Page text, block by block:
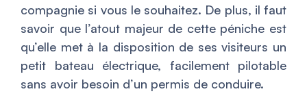
compagnie si vous le souhaitez. De plus, il faut
savoir que l’atout majeur de cette péniche est
qu’elle met à la disposition de ses visiteurs un
petit bateau électrique, facilement pilotable
sans avoir besoin d’un permis de conduire.